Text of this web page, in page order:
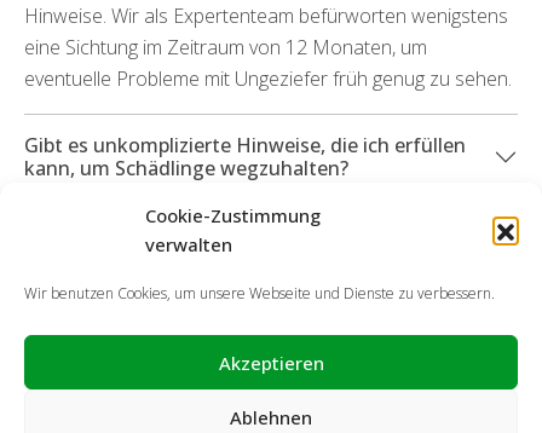
Cookie-Zustimmung
verwalten
Wir benutzen Cookies, um unsere Webseite und Dienste zu verbessern.
Akzeptieren
Ablehnen
Hinweise. Wir als Expertenteam befürworten wenigstens
eine Sichtung im Zeitraum von 12 Monaten, um
eventuelle Probleme mit Ungeziefer früh genug zu sehen.
Gibt es unkomplizierte Hinweise, die ich erfüllen
kann, um Schädlinge wegzuhalten?
Können Sie mich zudem bei durch Insekten
aufgetretenen Schäden unterstützen?